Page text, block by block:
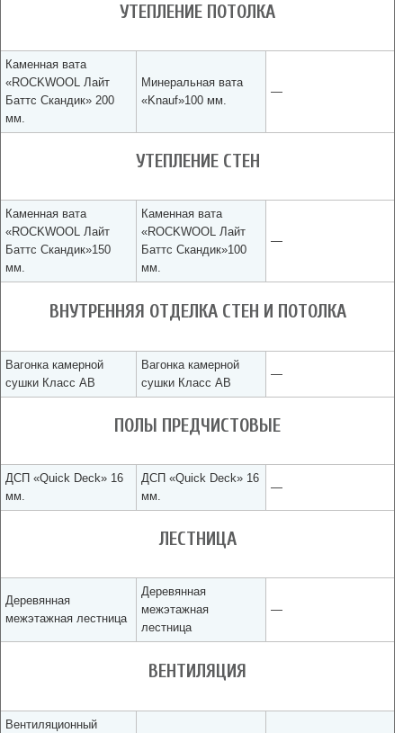
УТЕПЛЕНИЕ ПОТОЛКА
Каменная вата
«ROCKWOOL Лайт
Баттс Скандик» 200
мм.
Минеральная вата
«Knauf»100 мм.
—
УТЕПЛЕНИЕ СТЕН
Каменная вата
«ROCKWOOL Лайт
Баттс Скандик»150
мм.
Каменная вата
«ROCKWOOL Лайт
Баттс Скандик»100
мм.
—
ВНУТРЕННЯЯ ОТДЕЛКА СТЕН И ПОТОЛКА
Вагонка камерной
сушки Класс АВ
Вагонка камерной
сушки Класс АВ
—
ПОЛЫ ПРЕДЧИСТОВЫЕ
ДСП «Quick Deck» 16
мм.
ДСП «Quick Deck» 16
мм.
—
ЛЕСТНИЦА
Деревянная
межэтажная лестница
Деревянная
межэтажная
лестница
—
ВЕНТИЛЯЦИЯ
Вентиляционный